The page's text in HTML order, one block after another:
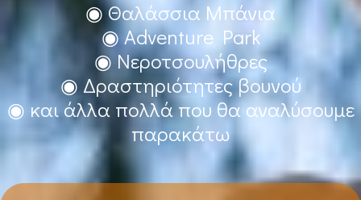
◉ Θαλάσσια Μπάνια
◉ Adventure Park
◉ Νεροτσουλήθρες
◉ Δραστηριότητες βουνού
◉ και άλλα πολλά που θα αναλύσουμε
παρακάτω